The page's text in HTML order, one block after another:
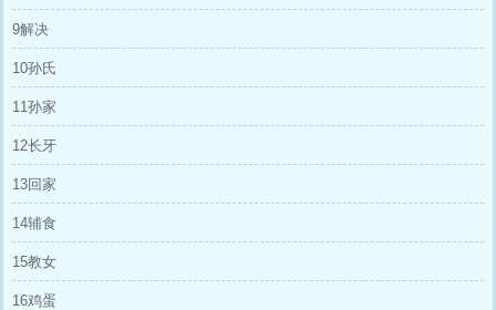
9解决
10孙氏
11孙家
12长牙
13回家
14辅食
15教女
16鸡蛋